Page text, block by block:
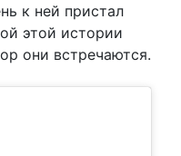
к ней пристал
этой истории
они встречаются.